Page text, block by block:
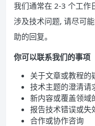
我们通常在 2-3 个工作
涉及技术问题, 请尽可
助的回复。
你可以联系我们的事项
关于文章或教程的
技术主题的澄清请
新内容或覆盖领域
报告技术错误或失
合作或协作咨询